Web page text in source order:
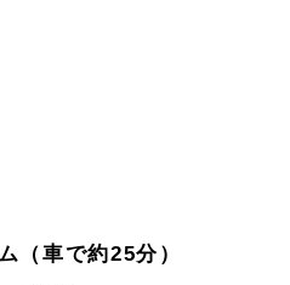
（車で約25分）